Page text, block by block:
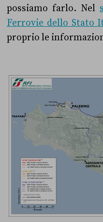
possiamo farlo. Nel
Ferrovie dello Stato
proprio le